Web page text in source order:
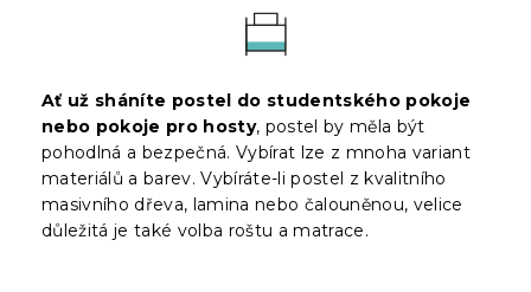
Ať už sháníte postel do studentského pokoje
nebo pokoje pro hosty, postel by měla být
pohodlná a bezpečná. Vybírat lze z mnoha variant
materiálů a barev. Vybíráte-li postel z kvalitního
masivního dřeva, lamina nebo čalouněnou, velice
důležitá je také volba roštu a matrace.